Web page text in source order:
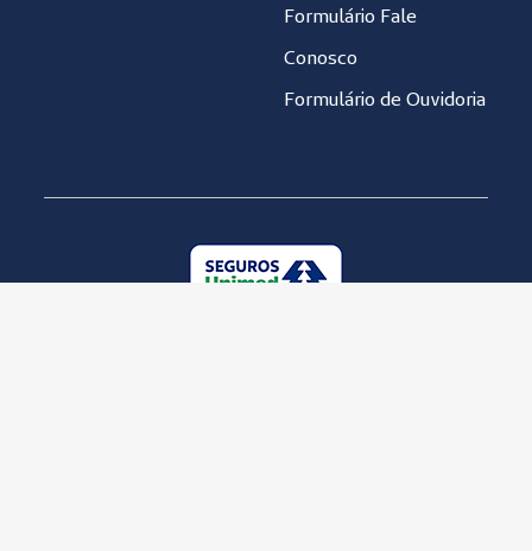
Formulário Fale
Conosco
Formulário de Ouvidoria